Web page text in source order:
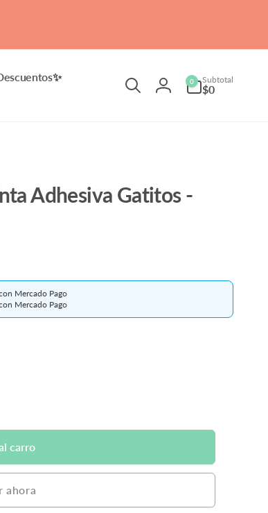
Iniciar
0
artículos
Subtotal
$0
Adhesiva Gatitos -
Mercado Pago
Mercado Pago
carro
ahora